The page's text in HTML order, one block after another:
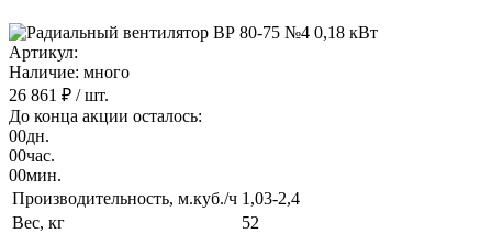
Артикул:
Наличие: много
26 861 ₽ / шт.
До конца акции осталось:
00дн.
00час.
00мин.
Производительность, м.куб./ч 1,03-2,4
Вес, кг
52